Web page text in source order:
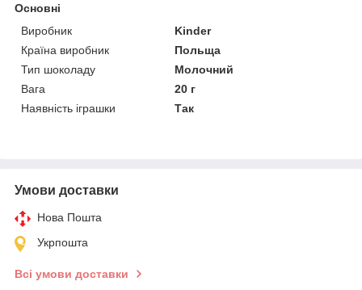
Основні
Виробник
Kinder
Країна виробник
Польща
Тип шоколаду
Молочний
Вага
20 г
Наявність іграшки
Так
Умови доставки
Нова Пошта
Укрпошта
Всі умови доставки